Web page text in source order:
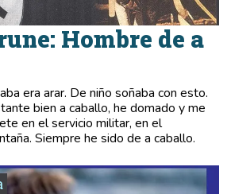
Hombre de a
era arar. De niño soñaba con esto.
bien a caballo, he domado y me
en el servicio militar, en el
Siempre he sido de a caballo.